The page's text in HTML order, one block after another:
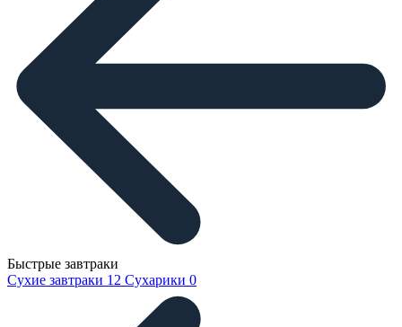
Быстрые завтраки
Сухие завтраки 12 Сухарики 0